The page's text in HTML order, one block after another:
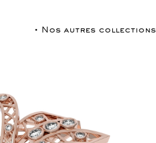
• Nos autres collections